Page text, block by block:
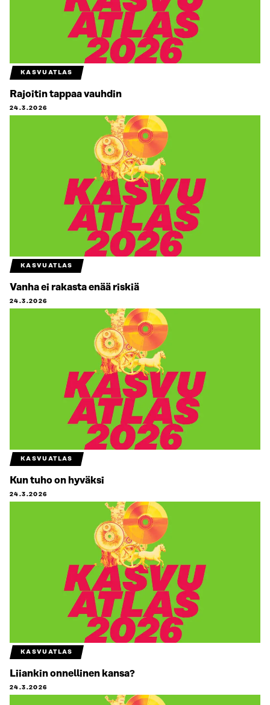
KASVUATLAS
Rajoitin tappaa vauhdin
24.3.2026
KASVUATLAS
Vanha ei rakasta enää riskiä
24.3.2026
KASVUATLAS
Kun tuho on hyväksi
24.3.2026
KASVUATLAS
Liiankin onnellinen kansa?
24.3.2026